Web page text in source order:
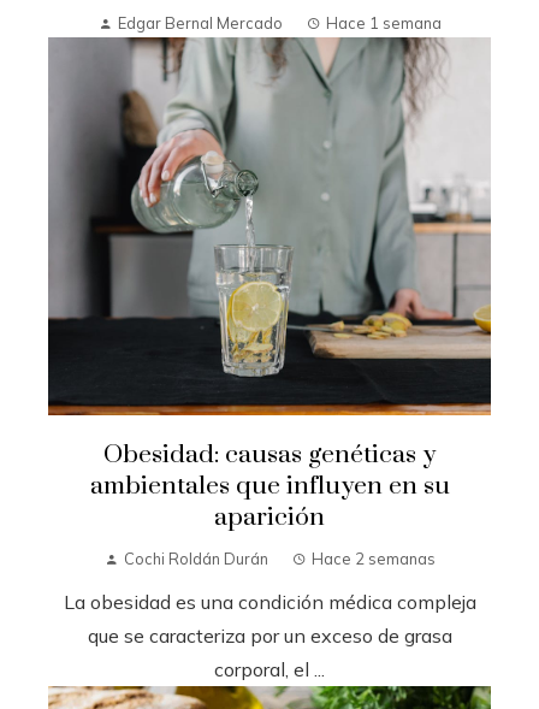
Edgar Bernal Mercado Hace 1 semana
Obesidad: causas genéticas y
ambientales que influyen en su
aparición
Cochi Roldán Durán Hace 2 semanas
La obesidad es una condición médica compleja
que se caracteriza por un exceso de grasa
corporal, el ...